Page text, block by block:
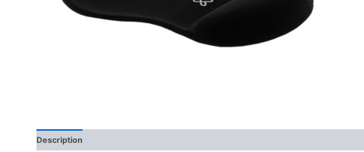
Description